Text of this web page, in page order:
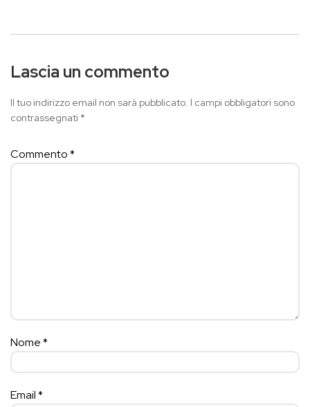
Lascia un commento
Il tuo indirizzo email non sarà pubblicato. I campi obbligatori sono
contrassegnati *
Commento*
Nome*
Email*